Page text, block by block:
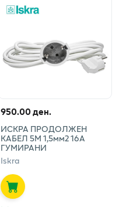
950.00 ден.
ИСКРА ПРОДОЛЖЕН
КАБЕЛ 5М 1,5мм2 16А
ГУМИРАНИ
Iskra